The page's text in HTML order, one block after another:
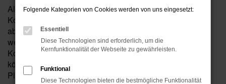
Als Neuwagen bietet der VW T-Roc die Möglichkeit,
Komfort, Technik und Ausstattung gezielt auf Ihren Alltag
abzustimmen. Bei Motor-Nützel beraten wir Sie dazu,
welche Assistenzsysteme, Infotainment-Funktionen und
Komfortmerkmale zu Ihrem Nutzungsprofil passen. So
können Sie Ihren VW T-Roc passend zu Fahrprofil,
Platzbedarf und Budget konfigurieren.
Folgende Kategorien von Cookies werden von uns eingesetzt:
Essentiell
Diese Technologien sind erforderlich, um die
Kernfunktionalität der Webseite zu gewährleisten.
Funktional
Diese Technologien bieten die bestmögliche Funktionalität